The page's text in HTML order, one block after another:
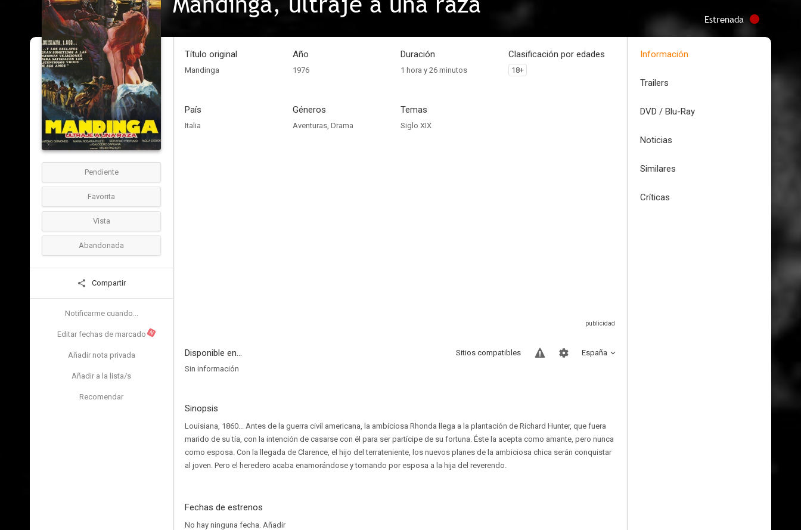
Estrenada
Pendiente
Favorita
Vista
Abandonada
Compartir
Notificarme cuando...
Editar fechas de marcado N
Añadir nota privada
Añadir a la lista/s
Recomendar
Título original
Mandinga
Año
1976
Duración
1 hora y 26 minutos
Clasificación por edades
18+
País
Italia
Géneros
Aventuras, Drama
Temas
Siglo XIX
Disponible en... España
Sitios compatibles
Sin información
Sinopsis
Louisiana, 1860... Antes de la guerra civil americana, la ambiciosa Rhonda llega a la plantación de Richard Hunter, que fuera
marido de su tía, con la intención de casarse con él para ser partícipe de su fortuna. Éste la acepta como amante, pero nunca
como esposa. Con la llegada de Clarence, el hijo del terrateniente, los nuevos planes de la ambiciosa chica serán conquistar
al joven. Pero el heredero acaba enamorándose y tomando por esposa a la hija del reverendo.
Fechas de estrenos
No hay ninguna fecha. Añadir
Información
Trailers
DVD / Blu-Ray
Noticias
Similares
Críticas